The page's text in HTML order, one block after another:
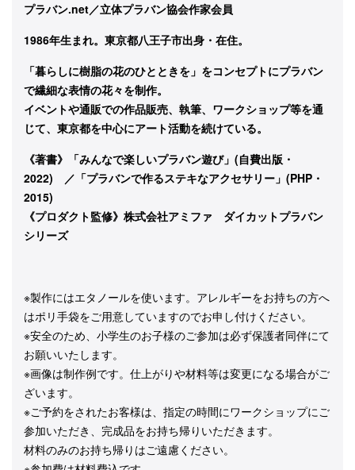
プラバン.net／立体プラバン協会作家会員
1986年生まれ。東京都八王子市出身・在住。
「暮らしに樹脂の花のひとときを」をコンセプトにプラバン
で繊細な表情の花々を制作。
イベントや通販での作品販売、執筆、ワークショップ等を通
じて、東京都を中心にアート活動を続けている。
《著書》「みんなで楽しいプラバン遊び」(自費出版・
2022) ／「プラバンで作るステキなアクセサリー」(PHP・
2015)
《プロダクト監修》株式会社アミファ ダイカットプラバン
シリーズ
※製作にはエタノールを使います。アレルギーをお持ちの方へ
はポリ手袋をご用意していますのでお申し付けください。
※安全のため、小学生のお子様のご参加は必ず保護者同伴にて
お願いいたします。
※画像は制作例です。仕上がりや材料等は変更になる場合がご
ざいます。
※ご予約をされたお客様は、指定の時間にワークショップにご
参加いただき、完成品をお持ち帰りいただきます。
材料のみのお持ち帰りはご遠慮ください。